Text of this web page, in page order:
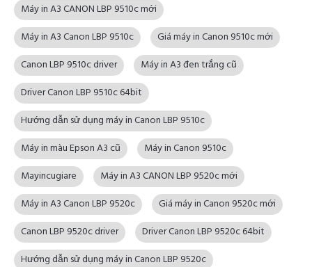
Máy in A3 CANON LBP 9510c mới
Máy in A3 Canon LBP 9510c
Giá máy in Canon 9510c mới
Canon LBP 9510c driver
Máy in A3 đen trắng cũ
Driver Canon LBP 9510c 64bit
Hướng dẫn sử dụng máy in Canon LBP 9510c
Máy in màu Epson A3 cũ
Máy in Canon 9510c
Mayincugiare
Máy in A3 CANON LBP 9520c mới
Máy in A3 Canon LBP 9520c
Giá máy in Canon 9520c mới
Canon LBP 9520c driver
Driver Canon LBP 9520c 64bit
Hướng dẫn sử dụng máy in Canon LBP 9520c